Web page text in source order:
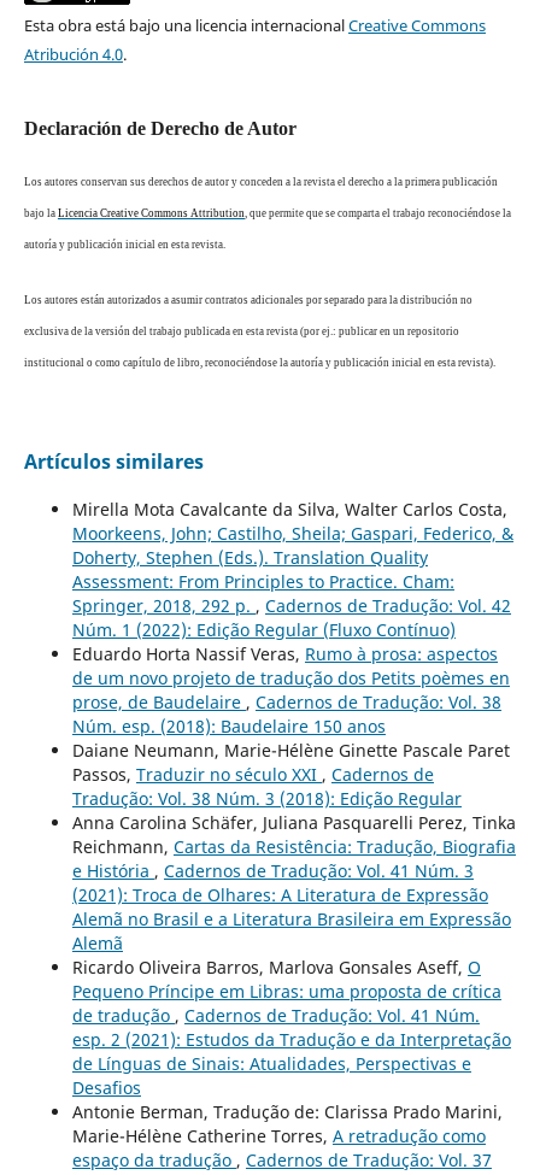
Esta obra está bajo una licencia internacionalCreative Commons
Atribución 4.0.
Declaración de Derecho de Autor
Los autores conservan sus derechos de autor y conceden a la revista el derecho a la primera publicación
bajo la Licencia Creative Commons Attribution, que permite que se comparta el trabajo reconociéndose la
autoría y publicación inicial en esta revista.
Los autores están autorizados a asumir contratos adicionales por separado para la distribución no
exclusiva de la versión del trabajo publicada en esta revista (por ej.: publicar en un repositorio
institucional o como capítulo de libro, reconociéndose la autoría y publicación inicial en esta revista).
Artículos similares
Mirella Mota Cavalcante da Silva, Walter Carlos Costa,
Moorkeens, John; Castilho, Sheila; Gaspari, Federico, &
Doherty, Stephen (Eds.). Translation Quality
Assessment: From Principles to Practice. Cham:
Springer, 2018, 292 p. , Cadernos de Tradução: Vol. 42
Núm. 1 (2022): Edição Regular (Fluxo Contínuo)
Eduardo Horta Nassif Veras, Rumo à prosa: aspectos
de um novo projeto de tradução dos Petits poèmes en
prose, de Baudelaire , Cadernos de Tradução: Vol. 38
Núm. esp. (2018): Baudelaire 150 anos
Daiane Neumann, Marie-Hélène Ginette Pascale Paret
Passos, Traduzir no século XXI , Cadernos de
Tradução: Vol. 38 Núm. 3 (2018): Edição Regular
Anna Carolina Schäfer, Juliana Pasquarelli Perez, Tinka
Reichmann, Cartas da Resistência: Tradução, Biografia
e História , Cadernos de Tradução: Vol. 41 Núm. 3
(2021): Troca de Olhares: A Literatura de Expressão
Alemã no Brasil e a Literatura Brasileira em Expressão
Alemã
Ricardo Oliveira Barros, Marlova Gonsales Aseff, O
Pequeno Príncipe em Libras: uma proposta de crítica
de tradução , Cadernos de Tradução: Vol. 41 Núm.
esp. 2 (2021): Estudos da Tradução e da Interpretação
de Línguas de Sinais: Atualidades, Perspectivas e
Desafios
Antonie Berman, Tradução de: Clarissa Prado Marini,
Marie-Hélène Catherine Torres, A retradução como
espaço da tradução , Cadernos de Tradução: Vol. 37